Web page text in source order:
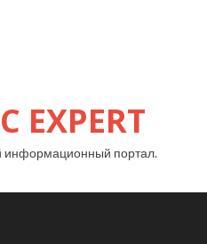
EXPERT
информационный портал.